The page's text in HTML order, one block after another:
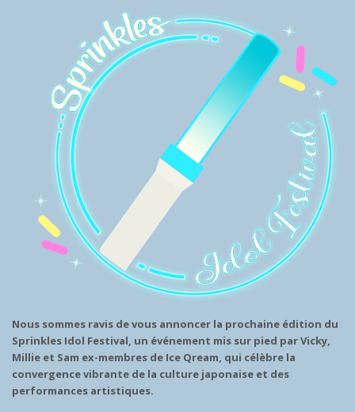
Nous sommes ravis de vous annoncer la prochaine édition du
Sprinkles Idol Festival, un événement mis sur pied par Vicky,
Millie et Sam ex-membres de Ice Qream, qui célèbre la
convergence vibrante de la culture japonaise et des
performances artistiques.